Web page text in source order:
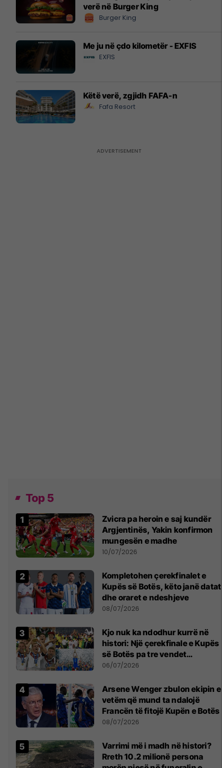
verë në Burger King
Burger King
Me ju në çdo kilometër - EXFIS
EXFIS
Këtë verë, zgjidh FAFA-n
Fafa Resort
Top 5
Zvicra pa heroin e saj kundër
Argjentinës, Yakin konfirmon
mungesën e madhe
10/07/2026
Kompletohen çerekfinalet e
Kupës së Botës, këto janë datat
dhe oraret e ndeshjeve
08/07/2026
Kjo nuk ka ndodhur kurrë në
histori: Një çerekfinale e Kupës
së Botës pa tre vendet
legjendare të futbollit
06/07/2026
Arsene Wenger zbulon ekipin e
vetëm që mund ta ndalojë
Francën të fitojë Kupën e Botës
08/07/2026
Varrimi më i madh në histori?
Rreth 10.2 milionë persona